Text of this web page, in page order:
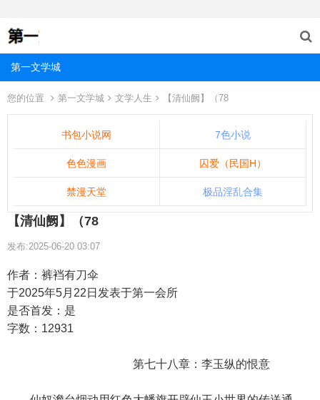
第一文学城
您的位置 第一文学城 文学人生 【清仙阙】（78
书包小说网 7色小说
色色漫画 囚爱（民国H）
禁漫天堂 极品淫乱合集
【清仙阙】（78
发布:2025-06-20 03:07
作者：裤裆有刀伞
于2025年5月22日发表于第一会所
是否首发：是
字数：12931
第七十八章：李玉纵的恨意